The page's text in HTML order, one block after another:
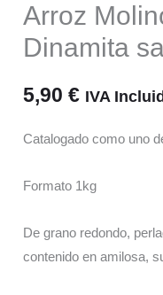
Arroz
Dinamita
5,90€ IVA
Catalogado como uno
Formato 1kg
De grano redondo,
contenido en amilosa,